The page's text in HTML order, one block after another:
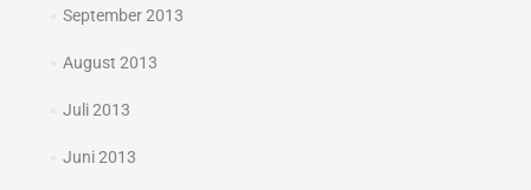
September 2013
August 2013
Juli 2013
Juni 2013